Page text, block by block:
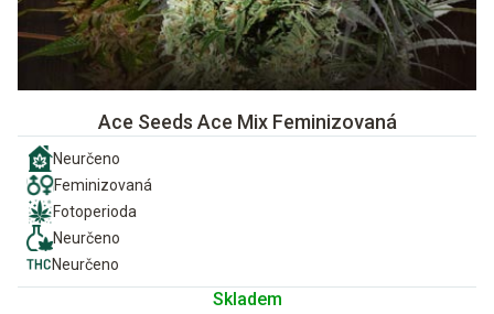
Ace Seeds Ace Mix Feminizovaná
Neurčeno
Feminizovaná
Fotoperioda
Neurčeno
Neurčeno
Skladem